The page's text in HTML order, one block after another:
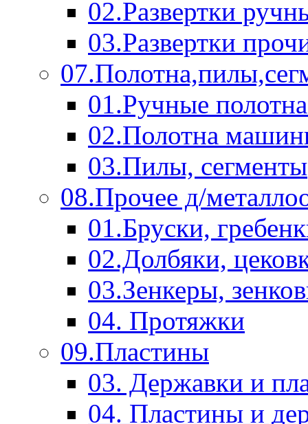
02.Развертки
03.Развертки
01.Ручные
02.Полотна
03.Пилы, сегменты
08.Прочее д/
01.Бруски,
02.Долбяки,
03.Зенкеры,
04. Протяжки
09.Пластины
03. Державки и
04. Пластины и